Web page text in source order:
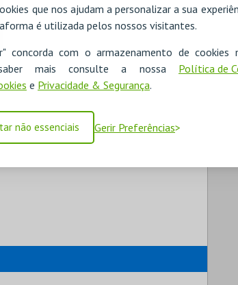
que nos ajudam a personalizar a sua
é utilizada pelos nossos visitantes.
concorda com o armazenamento de cookies
mais consulte a nossa Política de
e Privacidade & Segurança.
não essenciais Gerir Preferências